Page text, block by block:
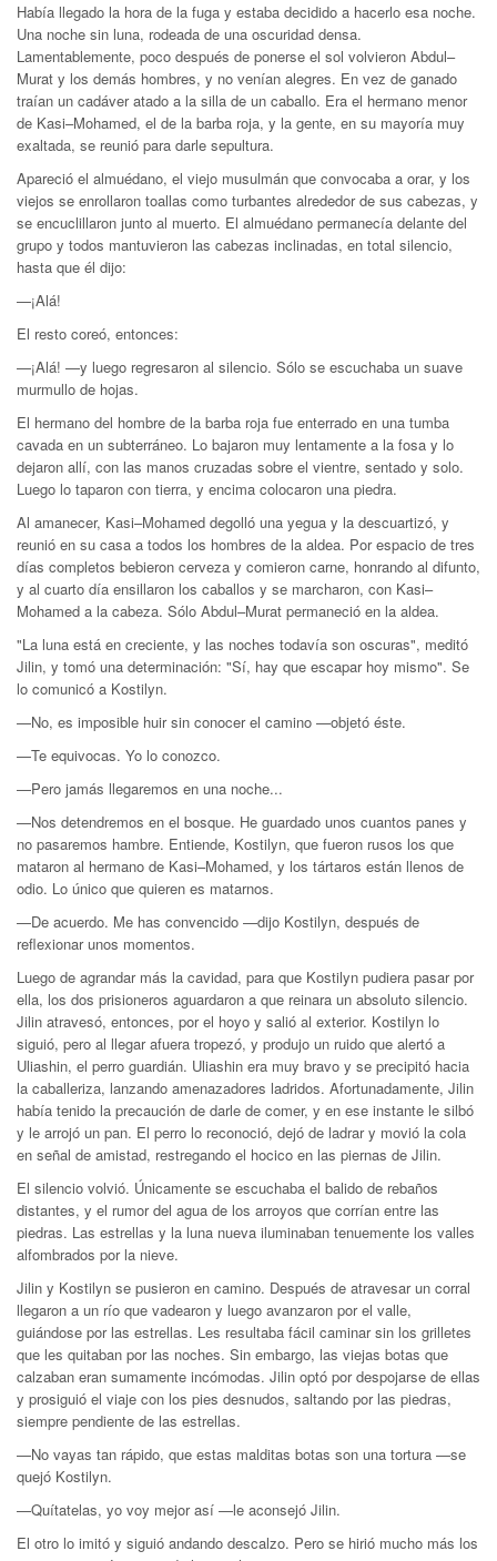
Había llegado la hora de la fuga y estaba decidido a hacerlo esa noche.
Una noche sin luna, rodeada de una oscuridad densa.
Lamentablemente, poco después de ponerse el sol volvieron Abdul–
Murat y los demás hombres, y no venían alegres. En vez de ganado
traían un cadáver atado a la silla de un caballo. Era el hermano menor
de Kasi–Mohamed, el de la barba roja, y la gente, en su mayoría muy
exaltada, se reunió para darle sepultura.
Apareció el almuédano, el viejo musulmán que convocaba a orar, y los
viejos se enrollaron toallas como turbantes alrededor de sus cabezas, y
se encuclillaron junto al muerto. El almuédano permanecía delante del
grupo y todos mantuvieron las cabezas inclinadas, en total silencio,
hasta que él dijo:
—¡Alá!
El resto coreó, entonces:
—¡Alá! —y luego regresaron al silencio. Sólo se escuchaba un suave
murmullo de hojas.
El hermano del hombre de la barba roja fue enterrado en una tumba
cavada en un subterráneo. Lo bajaron muy lentamente a la fosa y lo
dejaron allí, con las manos cruzadas sobre el vientre, sentado y solo.
Luego lo taparon con tierra, y encima colocaron una piedra.
Al amanecer, Kasi–Mohamed degolló una yegua y la descuartizó, y
reunió en su casa a todos los hombres de la aldea. Por espacio de tres
días completos bebieron cerveza y comieron carne, honrando al difunto,
y al cuarto día ensillaron los caballos y se marcharon, con Kasi–
Mohamed a la cabeza. Sólo Abdul–Murat permaneció en la aldea.
"La luna está en creciente, y las noches todavía son oscuras", meditó
Jilin, y tomó una determinación: "Sí, hay que escapar hoy mismo". Se
lo comunicó a Kostilyn.
—No, es imposible huir sin conocer el camino —objetó éste.
—Te equivocas. Yo lo conozco.
—Pero jamás llegaremos en una noche...
—Nos detendremos en el bosque. He guardado unos cuantos panes y
no pasaremos hambre. Entiende, Kostilyn, que fueron rusos los que
mataron al hermano de Kasi–Mohamed, y los tártaros están llenos de
odio. Lo único que quieren es matarnos.
—De acuerdo. Me has convencido —dijo Kostilyn, después de
reflexionar unos momentos.
Luego de agrandar más la cavidad, para que Kostilyn pudiera pasar por
ella, los dos prisioneros aguardaron a que reinara un absoluto silencio.
Jilin atravesó, entonces, por el hoyo y salió al exterior. Kostilyn lo
siguió, pero al llegar afuera tropezó, y produjo un ruido que alertó a
Uliashin, el perro guardián. Uliashin era muy bravo y se precipitó hacia
la caballeriza, lanzando amenazadores ladridos. Afortunadamente, Jilin
había tenido la precaución de darle de comer, y en ese instante le silbó
y le arrojó un pan. El perro lo reconoció, dejó de ladrar y movió la cola
en señal de amistad, restregando el hocico en las piernas de Jilin.
El silencio volvió. Únicamente se escuchaba el balido de rebaños
distantes, y el rumor del agua de los arroyos que corrían entre las
piedras. Las estrellas y la luna nueva iluminaban tenuemente los valles
alfombrados por la nieve.
Jilin y Kostilyn se pusieron en camino. Después de atravesar un corral
llegaron a un río que vadearon y luego avanzaron por el valle,
guiándose por las estrellas. Les resultaba fácil caminar sin los grilletes
que les quitaban por las noches. Sin embargo, las viejas botas que
calzaban eran sumamente incómodas. Jilin optó por despojarse de ellas
y prosiguió el viaje con los pies desnudos, saltando por las piedras,
siempre pendiente de las estrellas.
—No vayas tan rápido, que estas malditas botas son una tortura —se
quejó Kostilyn.
—Quítatelas, yo voy mejor así —le aconsejó Jilin.
El otro lo imitó y siguió andando descalzo. Pero se hirió mucho más los